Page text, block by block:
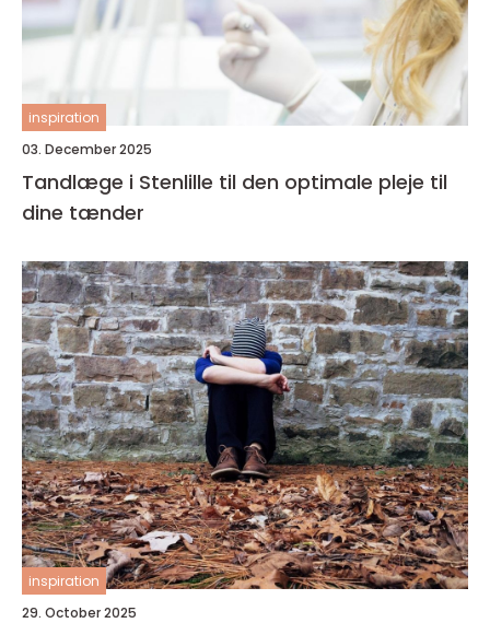
inspiration
03. December 2025
Tandlæge i Stenlille til den optimale pleje til
dine tænder
inspiration
29. October 2025